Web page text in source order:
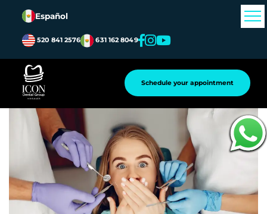
Español
520 841 2576 631 162 8049
Schedule your appointment
Atrás